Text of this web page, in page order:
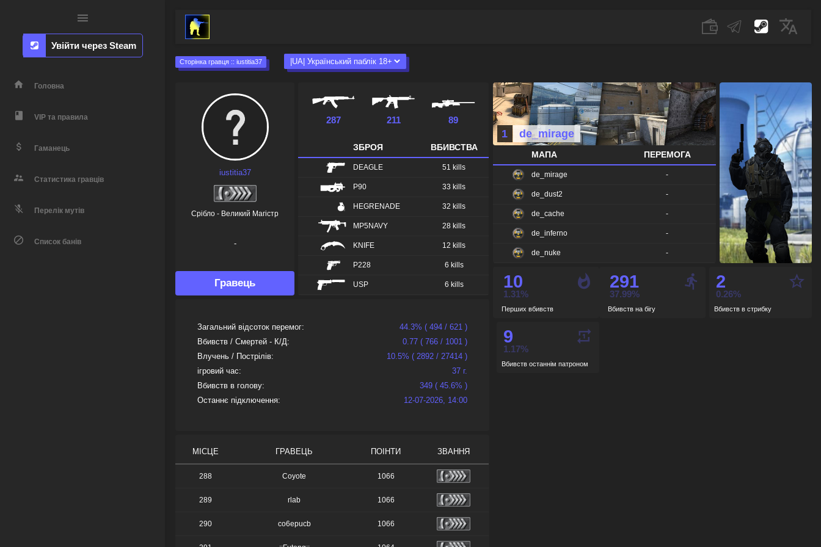
Увійти через Steam
Головна
VIP та правила
Гаманець
Статистика гравців
Перелік мутів
Список банів
Сторінка гравця :: iustitia37
iustitia37
Срібло - Великий Магістр
-
Гравець
287 211 89
ЗБРОЯ ВБИВСТВА
DEAGLE 51 kills
P90 33 kills
HEGRENADE 32 kills
MP5NAVY 28 kills
KNIFE 12 kills
P228 6 kills
USP 6 kills
2 kills
2 kills
1 kills
Загальний відсоток перемог:
Вбивств / Смертей - К/Д:
Влучень / Пострілів:
ігровий час:
Вбивств в голову:
Останнє підключення:
44.3% ( 494 / 621 )
0.77 ( 766 / 1001 )
10.5% ( 2892 / 27414 )
37 г.
349 ( 45.6% )
12-07-2026, 14:00
1 de_mirage
МАПА ПЕРЕМОГА
de_mirage -
de_dust2 -
de_cache -
de_inferno -
de_nuke -
de_train
10
Перших вбивств
1.31%
291
Вбивств на бігу
37.99%
2
Вбивств в стрибку
0.26%
9
Вбивств останнім патроном
1.17%
МІСЦЕ ГРАВЕЦЬ ПОІНТИ ЗВАННЯ
288 Coyote 1066
289 rlab 1066
290 co6epucb 1066